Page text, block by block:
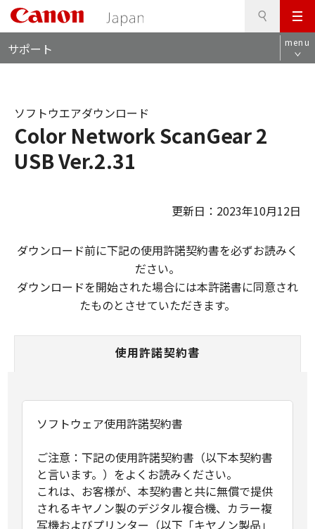
メ
ニ
ュ
サポート menu
Color Network ScanGear 2
USB Ver.2.31
ソフトウエアダウンロード
更新日：2023年10月12日
ダウンロード前に下記の使用許諾契約書を必ずお読みく
ださい。
ダウンロードを開始された場合には本許諾書に同意され
たものとさせていただきます。
使用許諾契約書
ソフトウェア使用許諾契約書
ご注意：下記の使用許諾契約書（以下本契約書
と言います。）をよくお読みください。
これは、お客様が、本契約書と共に無償で提供
されるキヤノン製のデジタル複合機、カラー複
写機およびプリンター（以下「キヤノン製品」